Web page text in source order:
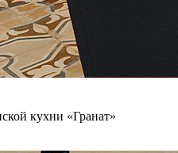
кухни «Гранат»